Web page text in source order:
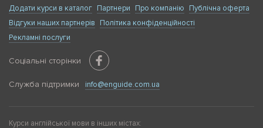
Додати курси в каталог Партнери Про компанію
Публічна оферта
Відгуки наших партнерів
Політика конфіденційності
Рекламні послуги
Соціальні сторінки
Служба підтримки info@enguide.com.ua
Курси англійської мови в інших містах: